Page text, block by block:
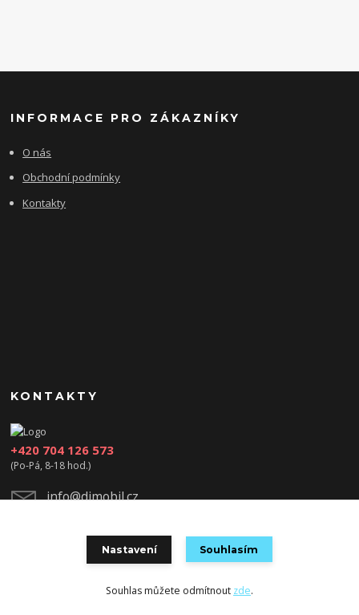
INFORMACE PRO ZÁKAZNÍKY
O nás
Obchodní podmínky
Kontakty
KONTAKTY
+420 704 126 573
(Po-Pá, 8-18 hod.)
info@djmobil.cz
Vytvořeno na Eshop-rychle.cz
Nastavení Souhlasím
Souhlas můžete odmítnout zde.